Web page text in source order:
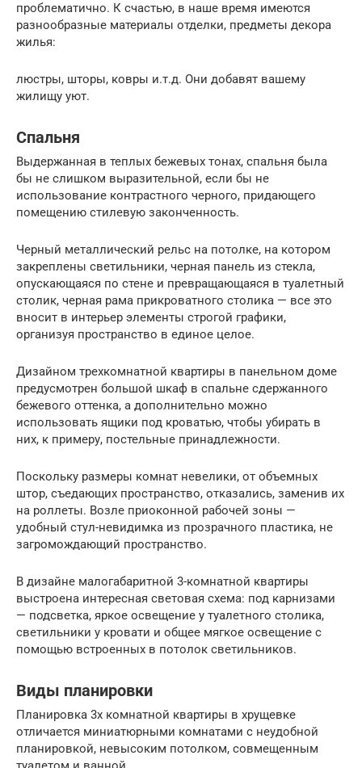
проблематично. К счастью, в наше время имеются
разнообразные материалы отделки, предметы декора
жилья:
люстры, шторы, ковры и.т.д. Они добавят вашему
жилищу уют.
Спальня
Выдержанная в теплых бежевых тонах, спальня была
бы не слишком выразительной, если бы не
использование контрастного черного, придающего
помещению стилевую законченность.
Черный металлический рельс на потолке, на котором
закреплены светильники, черная панель из стекла,
опускающаяся по стене и превращающаяся в туалетный
столик, черная рама прикроватного столика — все это
вносит в интерьер элементы строгой графики,
организуя пространство в единое целое.
Дизайном трехкомнатной квартиры в панельном доме
предусмотрен большой шкаф в спальне сдержанного
бежевого оттенка, а дополнительно можно
использовать ящики под кроватью, чтобы убирать в
них, к примеру, постельные принадлежности.
Поскольку размеры комнат невелики, от объемных
штор, съедающих пространство, отказались, заменив их
на роллеты. Возле приоконной рабочей зоны —
удобный стул-невидимка из прозрачного пластика, не
загромождающий пространство.
В дизайне малогабаритной 3-комнатной квартиры
выстроена интересная световая схема: под карнизами
— подсветка, яркое освещение у туалетного столика,
светильники у кровати и общее мягкое освещение с
помощью встроенных в потолок светильников.
Виды планировки
Планировка 3х комнатной квартиры в хрущевке
отличается миниатюрными комнатами с неудобной
планировкой, невысоким потолком, совмещенным